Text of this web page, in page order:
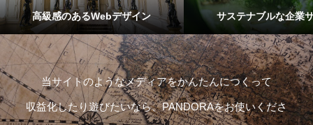
高級感のあるWebデザイン サステナブルな企業
当サイトのようなメディアをかんたんにつくって
収益化したり遊びたいなら、PANDORAをお使いくださ